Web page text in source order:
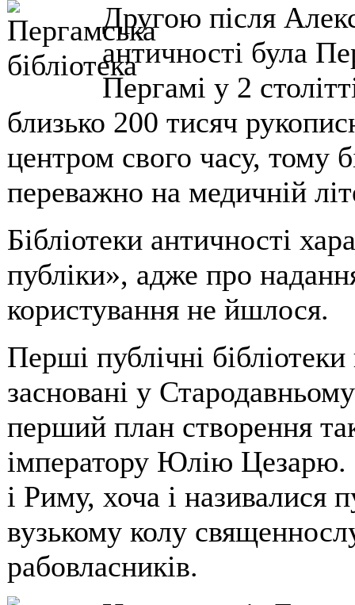
Другою після
античності була
Пергамі у 2
близько 200 тисяч
центром свого часу, тому
переважно на медичній
Бібліотеки античності
публіки», адже про
користування не йшлося.
Перші публічні
засновані у
перший план створення
імператору Юлію Цезарю.
і Риму, хоча і називалися
вузькому колу
рабовласників.